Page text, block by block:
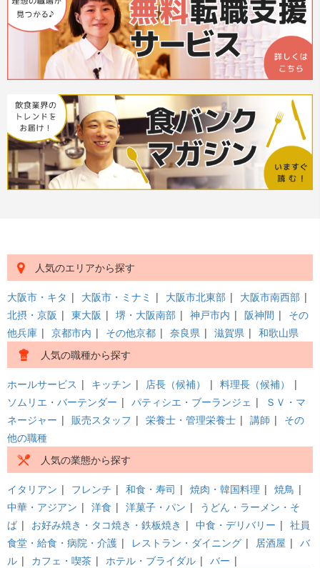
人気のエリアから探す
大阪市・キタ | 大阪市・ミナミ | 大阪市北東部 | 大阪市南西部 |
北摂・京阪 | 東大阪 | 堺・大阪南部 | 神戸市内 | 阪神間 | その
他兵庫 | 京都市内 | その他京都 | 奈良県 | 滋賀県 | 和歌山県
人気の職種から探す
ホールサービス | キッチン | 店長（候補） | 料理長（候補）
|
ソムリエ・バーテンダー | パティシエ・ブーランジェ |
ＳＶ・マ
ネージャー | 販売スタッフ | 栄養士・管理栄養士 | 講師 | その
他の職種
人気の業態から探す
イタリアン | フレンチ | 和食・寿司 | 焼肉・韓国料理 | 焼鳥 |
中華・アジアン | 洋食 | 洋菓子・パン |
うどん・ラーメン・そ
ば | お好み焼き・タコ焼き・鉄板焼き | 中食・デリバリー | 社員
食堂・給食・病院・介護 | レストラン・ダイニング | 居酒屋 | バ
ル | カフェ・喫茶 | ホテル・ブライダル | バー |